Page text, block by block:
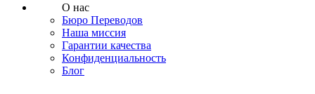
О нас
Бюро Переводов
Наша миссия
Гарантии качества
Конфиденциальность
Блог